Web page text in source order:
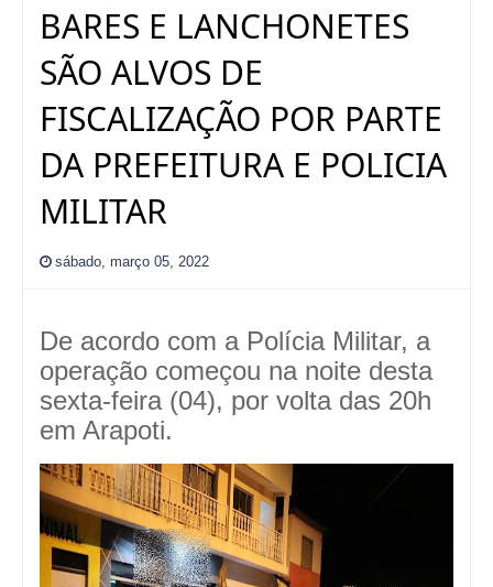
BARES E LANCHONETES
SÃO ALVOS DE
FISCALIZAÇÃO POR PARTE
DA PREFEITURA E POLICIA
MILITAR
sábado, março 05, 2022
De acordo com a Polícia Militar, a
operação começou na noite desta
sexta-feira (04), por volta das 20h
em Arapoti.